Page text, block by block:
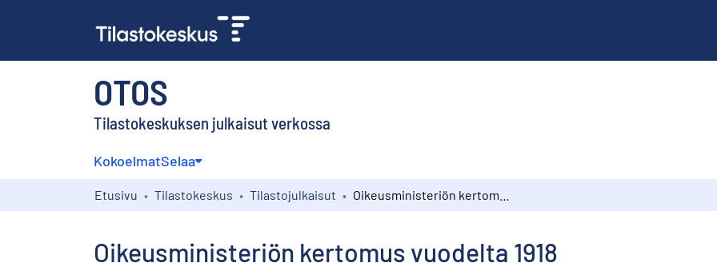
OTOS
Tilastokeskuksen julkaisut verkossa
KokoelmatSelaa
Etusivu Tilastokeskus Tilastojulkaisut
Oikeusministeriön kertomus vuodelta 1918